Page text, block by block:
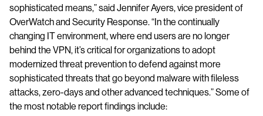
sophisticated means,” said Jennifer Ayers, vice president of
OverWatch and Security Response. “In the continually
changing IT environment, where end users are no longer
behind the VPN, it’s critical for organizations to adopt
modernized threat prevention to defend against more
sophisticated threats that go beyond malware with fileless
attacks, zero-days and other advanced techniques.” Some of
the most notable report findings include: